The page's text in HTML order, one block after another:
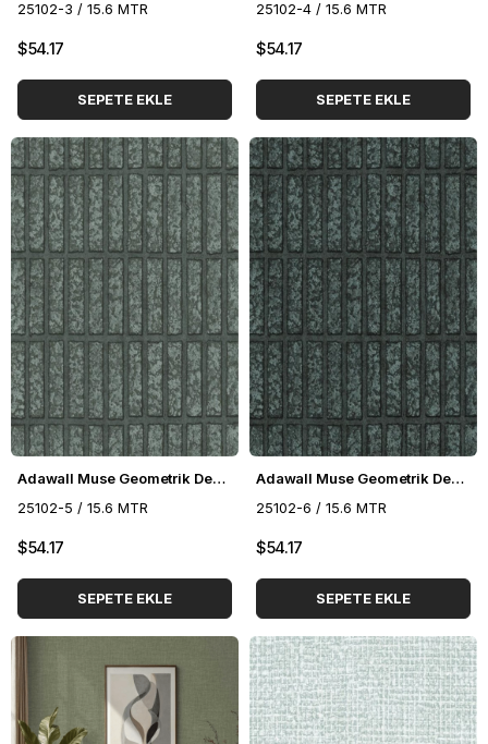
25102-3 / 15.6 MTR
$54.17
SEPETE EKLE
25102-4 / 15.6 MTR
$54.17
SEPETE EKLE
Adawall Muse Geometrik Desenli Duvar Kağıdı 25102-5
25102-5 / 15.6 MTR
$54.17
SEPETE EKLE
Adawall Muse Geometrik Desenli Duvar Kağıdı 25102-6
25102-6 / 15.6 MTR
$54.17
SEPETE EKLE